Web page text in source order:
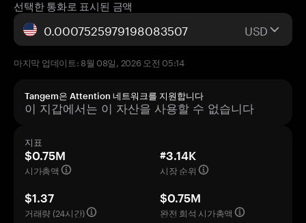
선택한 통화로 표시된 금액
USD
마지막 업데이트: 8월 08일, 2026 오전 05:14
Tangem은 Attention 네트워크를 지원합니다
이 지갑에서는 이 자산을 사용할 수 없습니다
지표
$0.75M
시가총액
#3.14K
시장 순위
$1.37
거래량 (24시간)
$0.75M
완전 희석 시가총액